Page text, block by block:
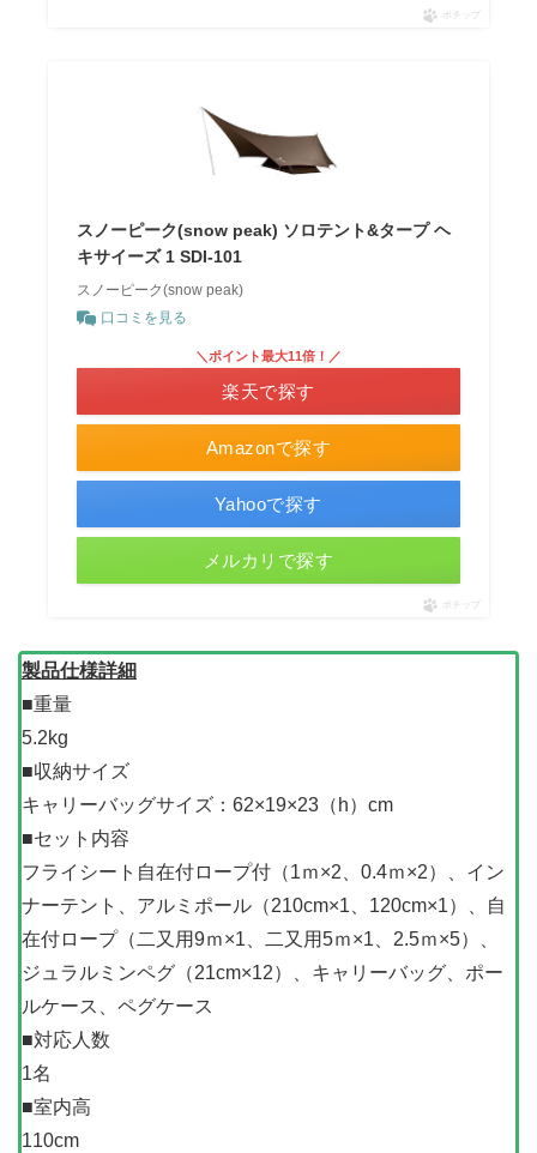
ポチップ
スノーピーク(snow peak) ソロテント&タープ ヘ
キサイーズ 1 SDI-101
スノーピーク(snow peak)
口コミを見る
Amazonで探す
＼ポイント最大11倍！／
楽天で探す
Yahooで探す
メルカリで探す
ポチップ
製品仕様詳細
■重量
5.2kg
■収納サイズ
キャリーバッグサイズ：62×19×23（h）cm
■セット内容
フライシート自在付ロープ付（1ｍ×2、0.4ｍ×2）、イン
ナーテント、アルミポール（210cm×1、120cm×1）、自
在付ロープ（二又用9ｍ×1、二又用5ｍ×1、2.5ｍ×5）、
ジュラルミンペグ（21cm×12）、キャリーバッグ、ポー
ルケース、ペグケース
■対応人数
1名
■室内高
110cm